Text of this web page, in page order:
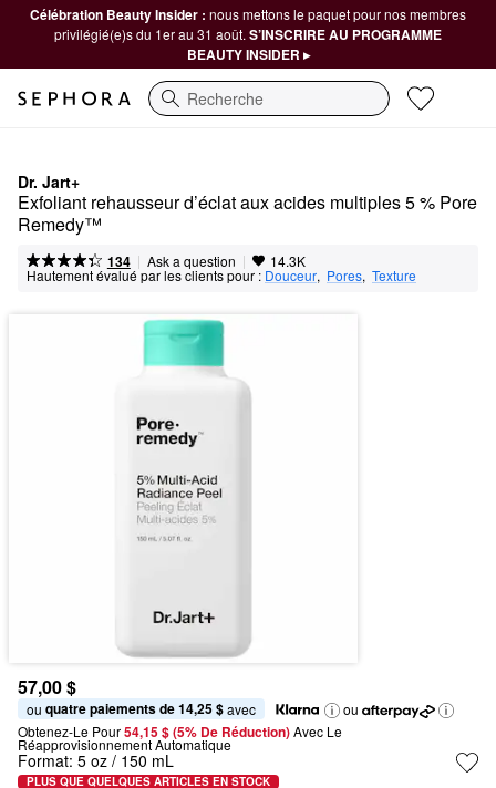
Célébration Beauty Insider : nous mettons le paquet pour nos membres
privilégié(e)s du 1er au 31 août. S’INSCRIRE AU PROGRAMME
BEAUTY INSIDER ▸
Recherche
Dr. Jart+
Exfoliant rehausseur d’éclat aux acides multiples 5 % Pore
Remedy™
134 | Ask a question | 14.3K
Hautement évalué par les clients pour : Douceur, Pores, Texture
57,00 $
ou quatre paiements de 14,25 $ avec
ou
Obtenez-Le Pour54,15 $ (5% De Réduction) Avec Le
Réapprovisionnement Automatique
Format: 5 oz / 150 mL
PLUS QUE QUELQUES ARTICLES EN STOCK